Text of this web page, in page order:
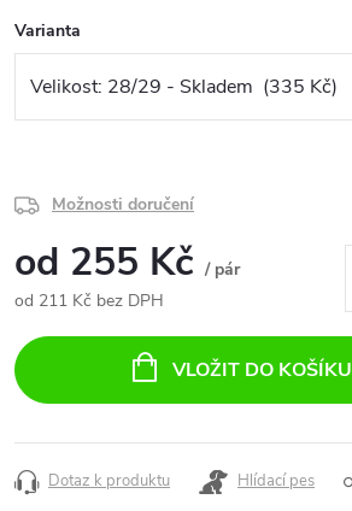
Varianta
Možnosti doručení
od 255 Kč / pár
od 211 Kč bez DPH
cena:
VLOŽIT DO KOŠÍKU
Dotaz k produktu Hlídací pes